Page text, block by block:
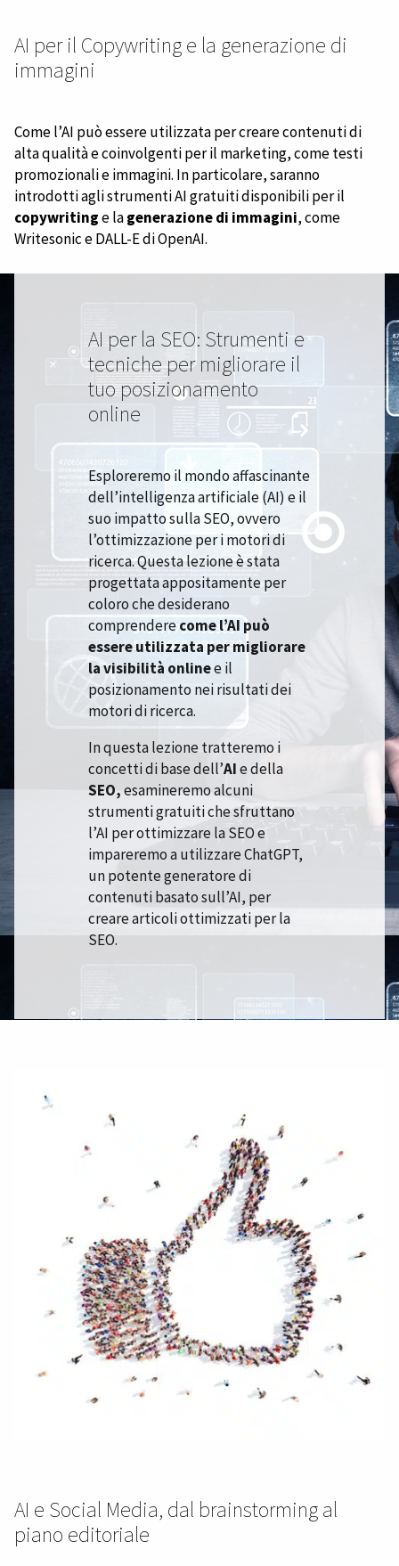
AI per il Copywriting e la generazione di
immagini
Come l’AI può essere utilizzata per creare contenuti di
alta qualità e coinvolgenti per il marketing, come testi
promozionali e immagini. In particolare, saranno
introdotti agli strumenti AI gratuiti disponibili per il
copywritinge lagenerazione di immagini, come
Writesonic e DALL-E di OpenAI.
AI per la SEO: Strumenti e
tecniche per migliorare il
tuo posizionamento
online
Esploreremo il mondo affascinante
dell’intelligenza artificiale (AI) e il
suo impatto sulla SEO, ovvero
l’ottimizzazione per i motori di
ricerca. Questa lezione è stata
progettata appositamente per
coloro che desiderano
comprenderecome l’AI può
essere utilizzata per migliorare
la visibilità onlinee il
posizionamento nei risultati dei
motori di ricerca.
In questa lezione tratteremoi
concetti di base dell’AIe della
SEO,esamineremo alcuni
strumenti gratuiti che sfruttano
l’AI per ottimizzare la SEO e
impareremo a utilizzare ChatGPT,
un potente generatore di
contenuti basato sull’AI, per
creare articoli ottimizzati per la
SEO.
AI e Social Media, dal brainstorming al
piano editoriale